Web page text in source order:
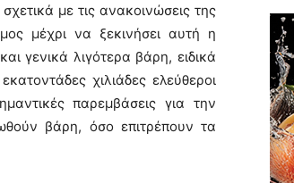
με τις ανακοινώσεις της
μέχρι να ξεκινήσει αυτή η
γενικά λιγότερα βάρη, ειδικά
χιλιάδες ελεύθεροι
παρεμβάσεις για την
βάρη, όσο επιτρέπουν τα